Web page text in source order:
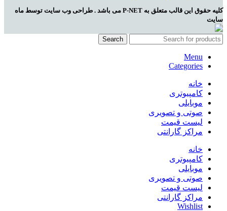
کلیه حقوق این قالب متعلق به P-NET می باشد . طراحی وب سایت توسط ماه
سایت
Search
Menu
Categories
خانه
کامپیوتری
موبایلی
صوتی و تصویری
لیست قیمت
مراکز گارانتی
خانه
کامپیوتری
موبایلی
صوتی و تصویری
لیست قیمت
مراکز گارانتی
Wishlist